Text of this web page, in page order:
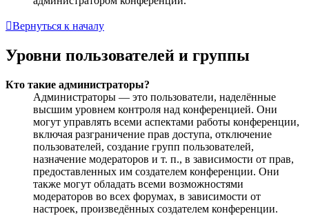
Вернуться к началу
Уровни пользователей и группы
Кто такие администраторы?
Администраторы — это пользователи, наделённые
высшим уровнем контроля над конференцией. Они
могут управлять всеми аспектами работы конференции,
включая разграничение прав доступа, отключение
пользователей, создание групп пользователей,
назначение модераторов и т. п., в зависимости от прав,
предоставленных им создателем конференции. Они
также могут обладать всеми возможностями
модераторов во всех форумах, в зависимости от
настроек, произведённых создателем конференции.